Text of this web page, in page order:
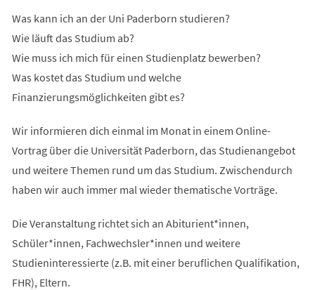
Was kann ich an der Uni Paderborn studieren?
Wie läuft das Studium ab?
Wie muss ich mich für einen Studienplatz bewerben?
Was kostet das Studium und welche
Finanzierungsmöglichkeiten gibt es?
Wir informieren dich einmal im Monat in einem Online-
Vortrag über die Universität Paderborn, das Studienangebot
und weitere Themen rund um das Studium. Zwischendurch
haben wir auch immer mal wieder thematische Vorträge.
Die Veranstaltung richtet sich an Abiturient*innen,
Schüler*innen, Fachwechsler*innen und weitere
Studieninteressierte (z.B. mit einer beruflichen Qualifikation,
FHR), Eltern.